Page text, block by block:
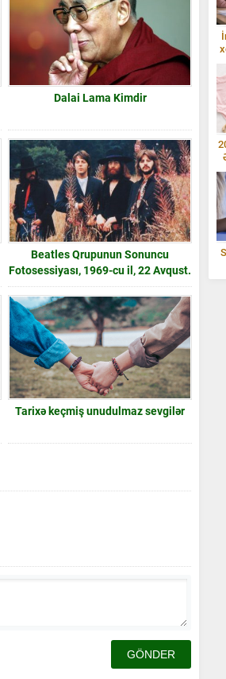
Dalai Lama Kimdir
Beatles Qrupunun Sonuncu
Fotosessiyası, 1969-cu il, 22 Avqust.
Tarixə keçmiş unudulmaz sevgilər